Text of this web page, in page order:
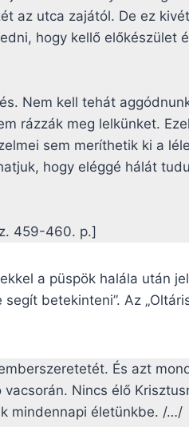
az utca zajától. De ez
hogy kellő előkészület
Nem kell tehát
rázzák meg lelkünket.
sem meríthetik ki a
hogy eléggé hálát
459-460. p.]
a püspök halála után
betekinteni”. Az
És azt
Nincs élő
mindennapi életünkbe. /…/